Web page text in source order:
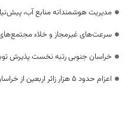
مدیریت هوشمندانه منابع آب،
سرعت‌های غیرمجاز و خلاء
خراسان جنوبی رتبه نخست پذیرش
اعزام حدود 5 هزار زائر اربعین از خراسان جنوبی؛ بازگشت‌ها آغاز شد